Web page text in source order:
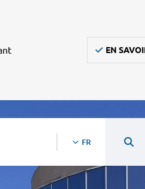
EN
FR